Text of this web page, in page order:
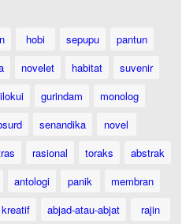
hobi sepupu
pantun
novelet habitat
suvenir
gurindam
monolog
senandika
novel
rasional toraks
abstrak
antologi panik
membran
kreatif abjad-atau-abjat
rajin